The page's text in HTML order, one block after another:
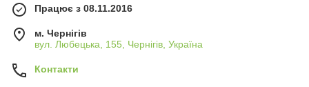
Працює з 08.11.2016
м. Чернігів
вул. Любецька, 155, Чернігів, Україна
Контакти